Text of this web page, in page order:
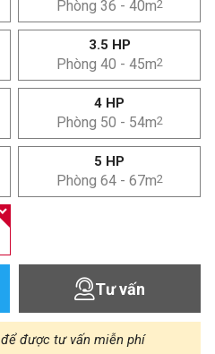
Phòng 36 - 40m2
3.5 HP
Phòng 40 - 45m2
4 HP
Phòng 50 - 54m2
5 HP
Phòng 64 - 67m2
Tư vấn
để được tư vấn miễn phí